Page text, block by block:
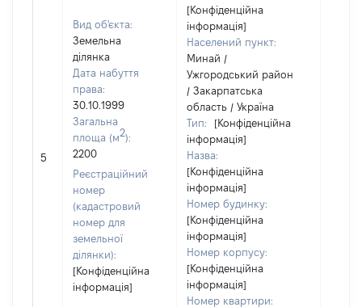
5
Вид об'єкта:
Земельна
ділянка
Дата набуття
права:
30.10.1999
Загальна
площа (м2):
2200
Реєстраційний
номер
(кадастровий
номер для
земельної
ділянки):
[Конфіденційна
інформація]
[Конфіденційна
інформація]
Населений пункт:
Минай /
Ужгородський район
/ Закарпатська
область / Україна
Тип:
[Конфіденційна
інформація]
Назва:
[Конфіденційна
інформація]
Номер будинку:
[Конфіденційна
інформація]
Номер корпусу:
[Конфіденційна
інформація]
Номер квартири: